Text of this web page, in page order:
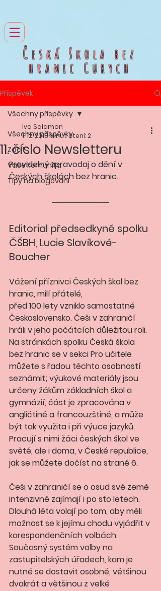
Česká škola bez
hranic
Curych
Příspěvek
Všechny příspěvky
Začít
Vaše komunita
Tipy na blogování
Všechny příspěvky
11. číslo Newsletteru
Iva Salamon
1. 12. 2018Minut čtení: 2
Pravidelný zpravodaj o dění v
Českých školách bez hranic.
Editorial předsedkyně spolku
ČŠBH, Lucie Slavíkové-
Boucher
Vážení příznivci Českých škol bez
hranic, milí přátelé,
před 100 lety vzniklo samostatné
Československo. Češi v zahraničí
hráli v jeho počátcích důležitou roli.
Na stránkách spolku Česká škola
bez hranic se v sekci Pro učitele
můžete s řadou těchto osobností
seznámit; výukové materiály jsou
určeny žákům základních škol a
gymnázií, část je zpracována v
angličtině a francouzštině, a může
být tak využita i při výuce jazyků.
Pracují s nimi žáci českých škol ve
světě, ale i doma, v České republice,
jak se můžete dočíst na straně 6.
Češi v zahraničí se o osud své země
intenzivně zajímají i po sto letech.
Dlouhá léta volají po tom, aby měli
možnost se k jejímu chodu vyjádřit v
korespondenčních volbách.
Současný systém volby na
zastupitelských úřadech, kam je
nutné se dostavit osobně, většinou
dvakrát a většinou z velké